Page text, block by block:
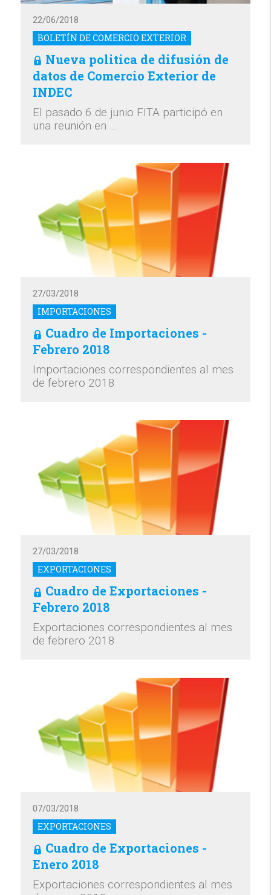
BOLETÍN DE COMERCIO EXTERIOR
22/06/2018
Nueva politica de difusión de
datos de Comercio Exterior de
INDEC
El pasado 6 de junio FITA participó en
una reunión en …
IMPORTACIONES
27/03/2018
Cuadro de Importaciones -
Febrero 2018
Importaciones correspondientes al mes
de febrero 2018
EXPORTACIONES
27/03/2018
Cuadro de Exportaciones -
Febrero 2018
Exportaciones correspondientes al mes
de febrero 2018
EXPORTACIONES
07/03/2018
Cuadro de Exportaciones -
Enero 2018
Exportaciones correspondientes al mes